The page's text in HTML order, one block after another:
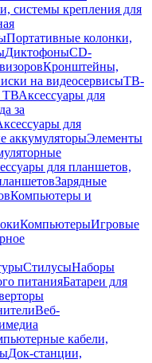
системы крепления для
Портативные колонки,
ДиктофоныCD-
Кронштейны,
на видеосервисыТВ-
ТВАксессуары для
за
для
аккумуляторыЭлементы
для планшетов,
Зарядные
Компьютеры и
КомпьютерыИгровые
СтилусыНаборы
питанияБатареи для
Веб-
кабели,
Док-станции,